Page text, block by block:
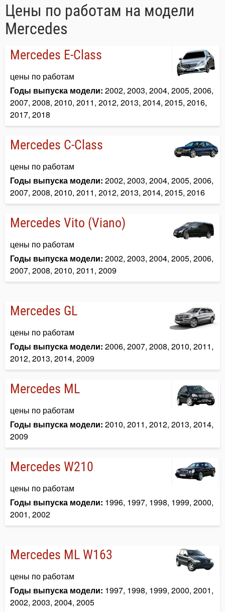
Цены по работам на модели
Mercedes
Mercedes E-Class
цены по работам
Годы выпуска модели: 2002, 2003, 2004, 2005, 2006,
2007, 2008, 2010, 2011, 2012, 2013, 2014, 2015, 2016,
2017, 2018
Mercedes C-Class
цены по работам
Годы выпуска модели: 2002, 2003, 2004, 2005, 2006,
2007, 2008, 2010, 2011, 2012, 2013, 2014, 2015, 2016
Mercedes Vito (Viano)
цены по работам
Годы выпуска модели: 2002, 2003, 2004, 2005, 2006,
2007, 2008, 2010, 2011, 2009
Mercedes GL
цены по работам
Годы выпуска модели: 2006, 2007, 2008, 2010, 2011,
2012, 2013, 2014, 2009
Mercedes ML
цены по работам
Годы выпуска модели: 2010, 2011, 2012, 2013, 2014,
2009
Mercedes W210
цены по работам
Годы выпуска модели: 1996, 1997, 1998, 1999, 2000,
2001, 2002
Mercedes ML W163
цены по работам
Годы выпуска модели: 1997, 1998, 1999, 2000, 2001,
2002, 2003, 2004, 2005